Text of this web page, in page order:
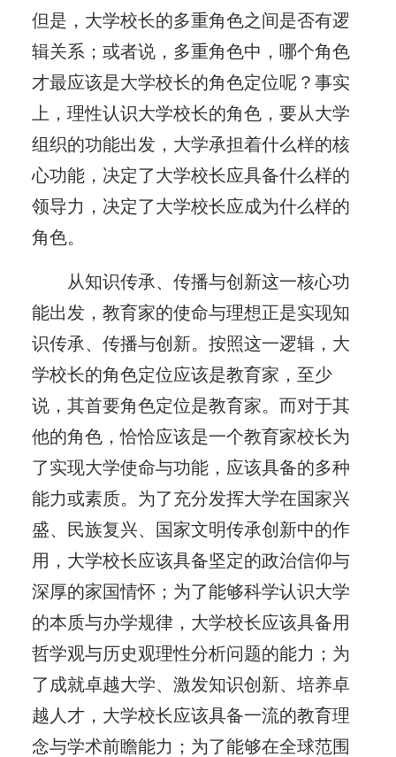
但是，大学校长的多重角色之间是否有逻
辑关系；或者说，多重角色中，哪个角色
才最应该是大学校长的角色定位呢？事实
上，理性认识大学校长的角色，要从大学
组织的功能出发，大学承担着什么样的核
心功能，决定了大学校长应具备什么样的
领导力，决定了大学校长应成为什么样的
角色。
从知识传承、传播与创新这一核心功
能出发，教育家的使命与理想正是实现知
识传承、传播与创新。按照这一逻辑，大
学校长的角色定位应该是教育家，至少
说，其首要角色定位是教育家。而对于其
他的角色，恰恰应该是一个教育家校长为
了实现大学使命与功能，应该具备的多种
能力或素质。为了充分发挥大学在国家兴
盛、民族复兴、国家文明传承创新中的作
用，大学校长应该具备坚定的政治信仰与
深厚的家国情怀；为了能够科学认识大学
的本质与办学规律，大学校长应该具备用
哲学观与历史观理性分析问题的能力；为
了成就卓越大学、激发知识创新、培养卓
越人才，大学校长应该具备一流的教育理
念与学术前瞻能力；为了能够在全球范围